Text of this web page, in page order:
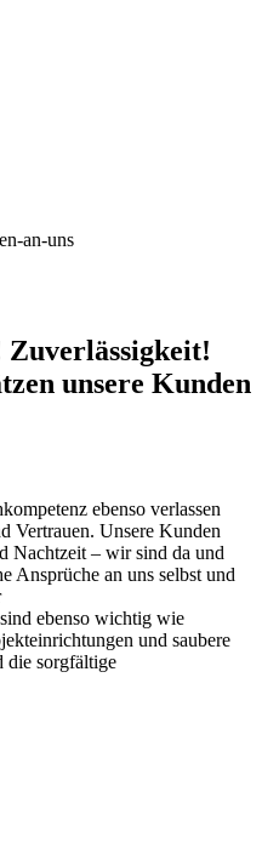
unsere Kunden
ebenso verlassen
Vertrauen. Unsere Kunden
Nachtzeit – wir sind da und
Ansprüche an uns selbst und
ebenso wichtig wie
und saubere
die sorgfältige